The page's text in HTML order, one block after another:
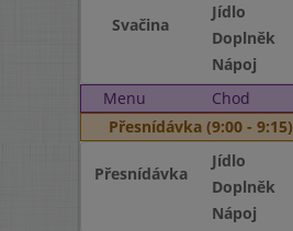
Svačina
Jídlo
Doplněk
Nápoj
Menu
Chod
Přesnídávka (9:00 - 9:15)
Přesnídávka
Jídlo
Doplněk
Nápoj